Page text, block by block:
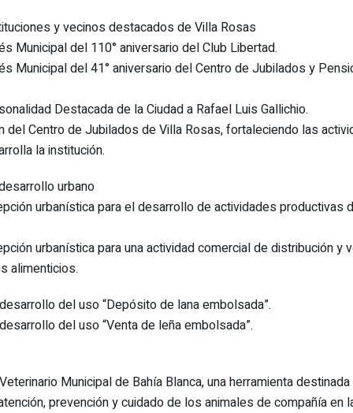
y vecinos destacados de Villa Rosas
Municipal del 110° aniversario del Club Libertad.
Municipal del 41° aniversario del Centro de Jubilados y
Destacada de la Ciudad a Rafael Luis Gallichio.
del Centro de Jubilados de Villa Rosas, fortaleciendo las
la institución.
urbano
urbanística para el desarrollo de actividades productivas
urbanística para una actividad comercial de distribución y
alimenticios.
del uso “Depósito de lana embolsada”.
del uso “Venta de leña embolsada”.
Municipal de Bahía Blanca, una herramienta
prevención y cuidado de los animales de compañía en